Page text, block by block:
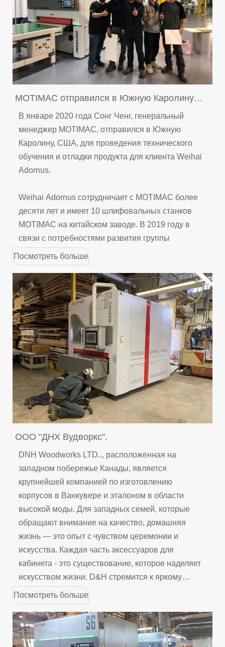
MOTIMAC отправился в Южную Каролину
для технического обучения
В январе 2020 года Сонг Ченг, генеральный
менеджер MOTIMAC, отправился в Южную
Каролину, США, для проведения технического
обучения и отладки продукта для клиента Weihai
Adornus.
Weihai Adornus сотрудничает с MOTIMAC более
десяти лет и имеет 10 шлифовальных станков
MOTIMAC на китайском заводе. В 2019 году в
связи с потребностями развития группы
Посмотреть больше
ООО "ДНХ Вудворкс".
DNH Woodworks LTD.., расположенная на
западном побережье Канады, является
крупнейшей компанией по изготовлению
корпусов в Ванкувере и эталоном в области
высокой моды. Для западных семей, которые
обращают внимание на качество, домашняя
жизнь — это опыт с чувством церемонии и
искусства. Каждая часть аксессуаров для
кабинета - это существование, которое наделяет
искусством жизни. D&H стремится к яркому
проявлению этого искусства жизни.
Посмотреть больше